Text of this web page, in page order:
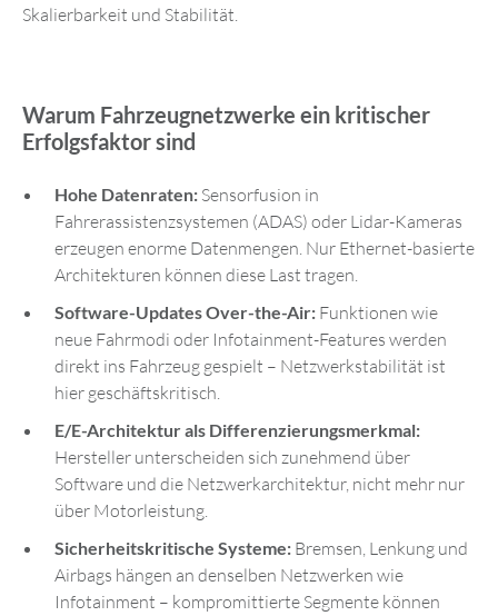
Skalierbarkeit und Stabilität.
Warum Fahrzeugnetzwerke ein kritischer
Erfolgsfaktor sind
Hohe Datenraten: Sensorfusion in
Fahrerassistenzsystemen (ADAS) oder Lidar-Kameras
erzeugen enorme Datenmengen. Nur Ethernet-basierte
Architekturen können diese Last tragen.
Software-Updates Over-the-Air: Funktionen wie
neue Fahrmodi oder Infotainment-Features werden
direkt ins Fahrzeug gespielt – Netzwerkstabilität ist
hier geschäftskritisch.
E/E-Architektur als Differenzierungsmerkmal:
Hersteller unterscheiden sich zunehmend über
Software und die Netzwerkarchitektur, nicht mehr nur
über Motorleistung.
Sicherheitskritische Systeme: Bremsen, Lenkung und
Airbags hängen an denselben Netzwerken wie
Infotainment – kompromittierte Segmente können